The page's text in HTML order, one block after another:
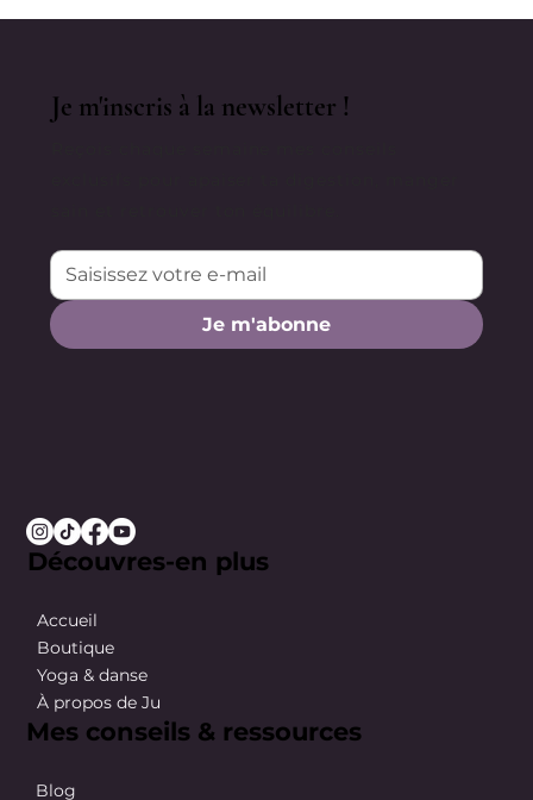
Je m'abonne
Je m'inscris à la newsletter !
Découvres-en plus
Accueil
Boutique
Yoga & danse
À propos de Ju
Mes conseils & ressources
Blog